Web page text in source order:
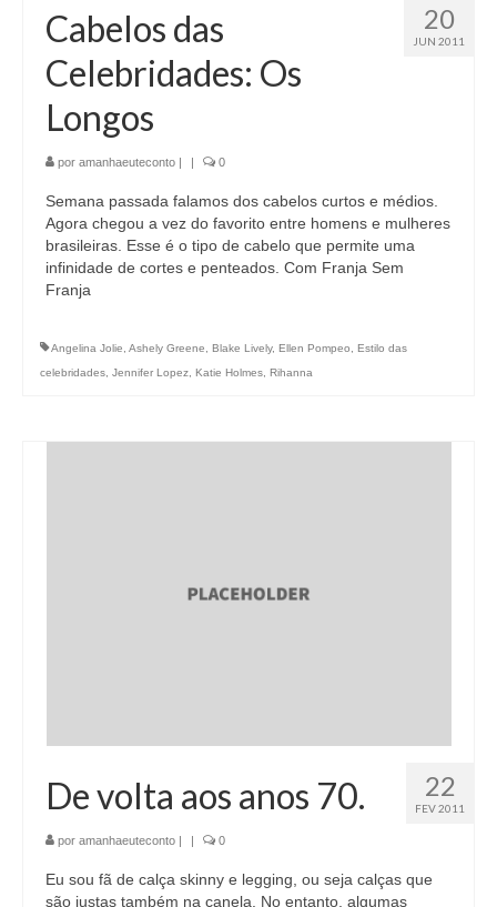
20
JUN 2011
Cabelos das
Celebridades: Os
Longos
por amanhaeuteconto | | 0
Semana passada falamos dos cabelos curtos e médios.
Agora chegou a vez do favorito entre homens e mulheres
brasileiras. Esse é o tipo de cabelo que permite uma
infinidade de cortes e penteados. Com Franja Sem
Franja
Angelina Jolie Ashely Greene Blake Lively, Ellen Pompeo
Estilo das
celebridades Jennifer Lopez Katie Holmes Rihanna
22
FEV 2011
De volta aos anos 70.
por amanhaeuteconto | | 0
Eu sou fã de calça skinny e legging, ou seja calças que
são justas também na canela. No entanto, algumas